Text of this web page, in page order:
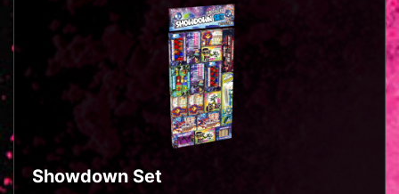
Showdown Set